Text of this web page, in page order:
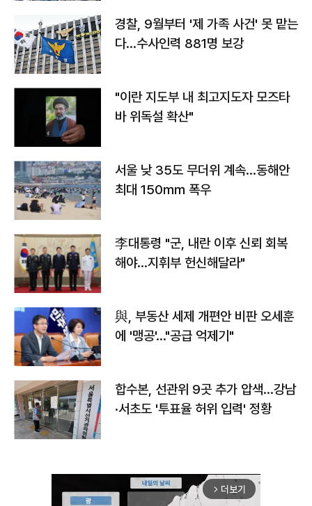
경찰, 9월부터 '제 가족 사건' 못 맡는
다…수사인력 881명 보강
"이란 지도부 내 최고지도자 모즈타
바 위독설 확산"
서울 낮 35도 무더위 계속…동해안
최대 150㎜ 폭우
李대통령 "군, 내란 이후 신뢰 회복
해야…지휘부 헌신해달라"
與, 부동산 세제 개편안 비판 오세훈
에 '맹공'…"공급 억제기"
합수본, 선관위 9곳 추가 압색…강남
·서초도 '투표율 허위 입력' 정황
arrow_forward_ios 더보기